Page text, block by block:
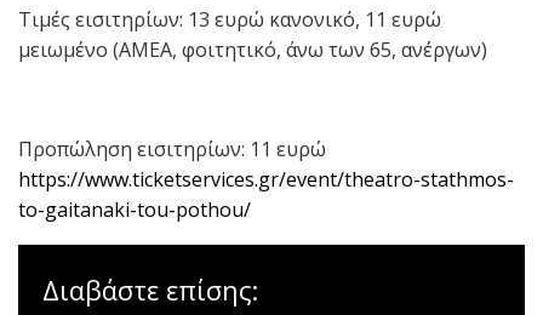
Τιμές εισιτηρίων: 13 ευρώ κανονικό, 11 ευρώ
μειωμένο (ΑΜΕΑ, φοιτητικό, άνω των 65, ανέργων)
Προπώληση εισιτηρίων: 11 ευρώ
https://www.ticketservices.gr/event/theatro-stathmos-
to-gaitanaki-tou-pothou/
Διαβάστε επίσης: